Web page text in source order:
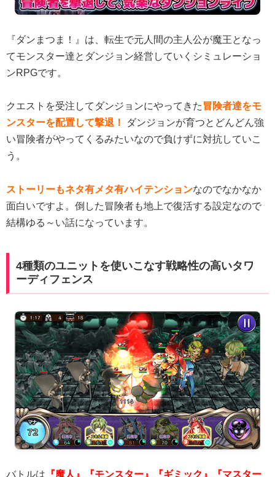
『ダンまつま！』は、転生で元人間の主人公が魔王となっ
てモンスター達とダンジョン経営していくシミュレーショ
ンRPGです。
クエストを受注してダンジョンにやってきた 冒険者達をモ
ンスターを配置して撃退！
ダンジョンが育つとどんどん強
い冒険者がやってくるみたいなので負けずに対抗していこ
う。
ストーリーもネタ有メタ有ハイテンションなのでなかなか
面白いですよ。倒した冒険者も地上で復活する設定なので
結構ゆる～い話になっています。
4種類のユニットを使いこなす戦略性の高いタワ
ーディフェンス
バトルは 『魔人』『モンスター』『ギミック』『マスター